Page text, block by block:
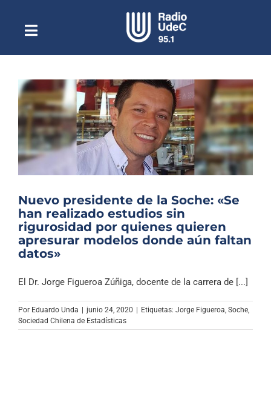
contenidoToggle
NavigationEscuchar Radio UdeC en vivo
Quiénes Somos
Programación
Podcast
Noticias
Columnas
Música Clásica
Archivo Sonoro
Nuevo presidente de la Soche: «Se
han realizado estudios sin
rigurosidad por quienes quieren
apresurar modelos donde aún faltan
datos»
El Dr. Jorge Figueroa Zúñiga, docente de la carrera de [...]
Por Eduardo Unda | junio 24, 2020 | Etiquetas: Jorge Figueroa Soche
Sociedad Chilena de Estadísticas